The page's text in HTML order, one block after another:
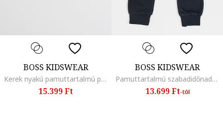
BOSS KIDSWEAR
Kerek nyakú pamuttartalmú pulóver, Világoskék
15.399 Ft
BOSS KIDSWEAR
Pamuttartalmú szabadidőnadrág logós foltrátéttel, Fekete
13.699 Ft-tól